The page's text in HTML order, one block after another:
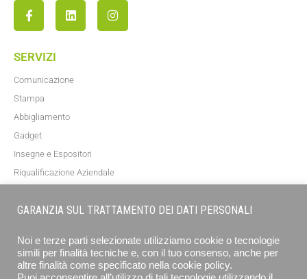
SERVIZI
Comunicazione
Stampa
Abbigliamento
Gadget
Insegne e Espositori
Riqualificazione Aziendale
GARANZIA SUL TRATTAMENTO DEI DATI PERSONALI
Noi e terze parti selezionate utilizziamo cookie o tecnologie
simili per finalità tecniche e, con il tuo consenso, anche per
altre finalità come specificato nella cookie policy.